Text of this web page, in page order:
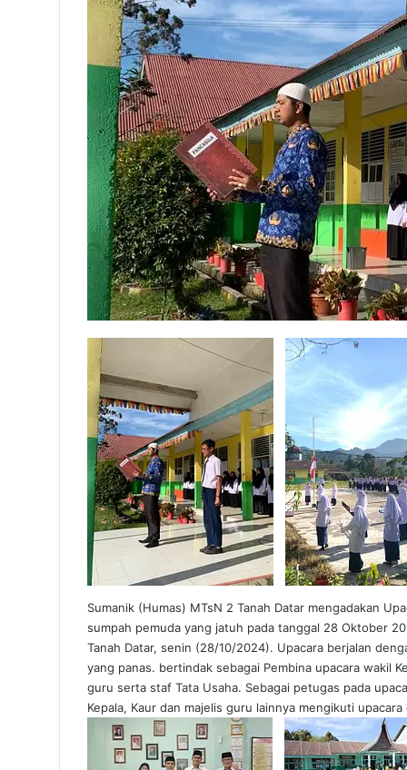
Sumanik (Humas) MTsN 2 Tanah Datar mengadakan
sumpah pemuda yang jatuh pada tanggal 28 Oktober
Tanah Datar, senin (28/10/2024). Upacara berjalan
yang panas. bertindak sebagai Pembina upacara wakil
guru serta staf Tata Usaha. Sebagai petugas pada
Kepala, Kaur dan majelis guru lainnya mengikuti upacara